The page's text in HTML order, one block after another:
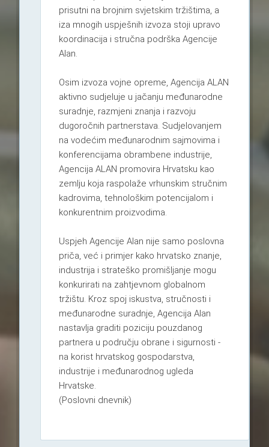
prisutni na brojnim svjetskim tržištima, a
iza mnogih uspješnih izvoza stoji upravo
koordinacija i stručna podrška Agencije
Alan.
Osim izvoza vojne opreme, Agencija ALAN
aktivno sudjeluje u jačanju međunarodne
suradnje, razmjeni znanja i razvoju
dugoročnih partnerstava. Sudjelovanjem
na vodećim međunarodnim sajmovima i
konferencijama obrambene industrije,
Agencija ALAN promovira Hrvatsku kao
zemlju koja raspolaže vrhunskim stručnim
kadrovima, tehnološkim potencijalom i
konkurentnim proizvodima.
Uspjeh Agencije Alan nije samo poslovna
priča, već i primjer kako hrvatsko znanje,
industrija i strateško promišljanje mogu
konkurirati na zahtjevnom globalnom
tržištu. Kroz spoj iskustva, stručnosti i
međunarodne suradnje, Agencija Alan
nastavlja graditi poziciju pouzdanog
partnera u području obrane i sigurnosti -
na korist hrvatskog gospodarstva,
industrije i međunarodnog ugleda
Hrvatske.
(Poslovni dnevnik)